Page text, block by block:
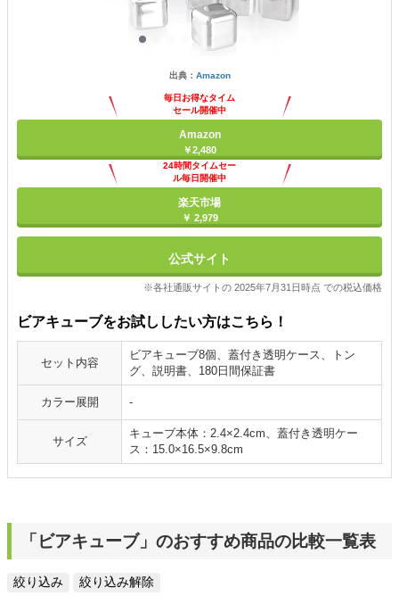
出典： Amazon
毎日お得なタイム
セール開催中
Amazon
￥2,480
24時間タイムセー
ル毎日開催中
楽天市場
￥ 2,979
公式サイト
※各社通販サイトの 2025年7月31日時点 での税込価格
ビアキューブをお試ししたい方はこちら！
セット内容
ビアキューブ8個、蓋付き透明ケース、トン
グ、説明書、180日間保証書
カラー展開 -
サイズ
キューブ本体：2.4×2.4cm、蓋付き透明ケー
ス：15.0×16.5×9.8cm
「ビアキューブ」のおすすめ商品の比較一覧表
絞り込み
絞り込み解除